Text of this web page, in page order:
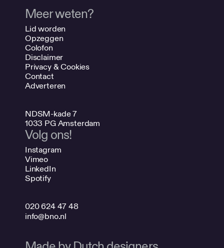
Meer weten?
Lid worden
Opzeggen
Colofon
Disclaimer
Privacy & Cookies
Contact
Adverteren
NDSM-kade 7
1033 PG Amsterdam
Volg ons!
Instagram
Vimeo
LinkedIn
Spotify
020 624 47 48
info@bno.nl